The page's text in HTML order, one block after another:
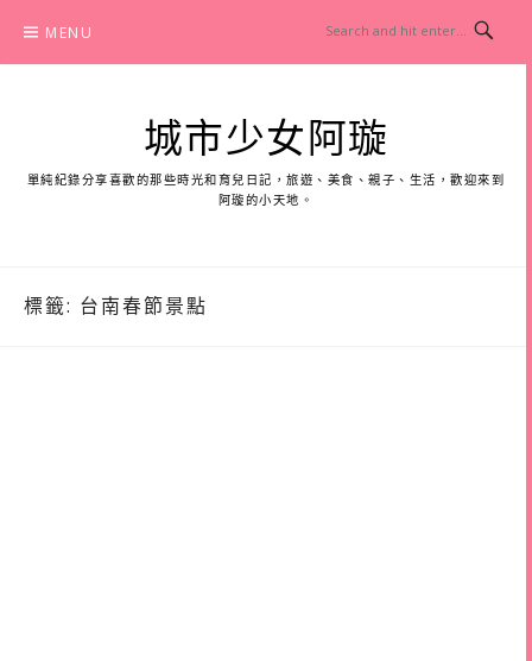
content
MENU
城市少女阿璇
單純紀錄分享喜歡的那些時光和育兒日記，旅遊、美食、親子、生活，歡迎來到
阿璇的小天地。
標籤: 台南春節景點